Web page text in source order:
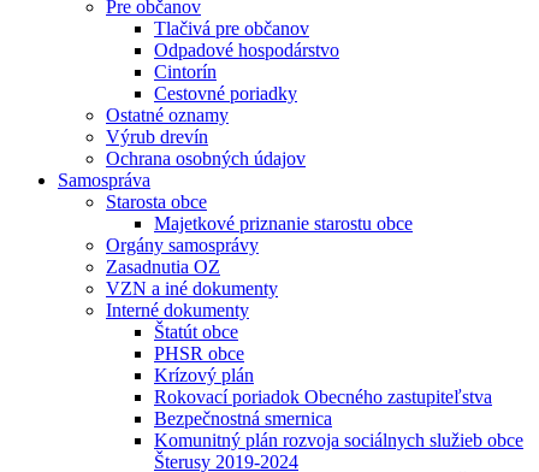
Pre občanov
Tlačivá pre občanov
Odpadové hospodárstvo
Cintorín
Cestovné poriadky
Ostatné oznamy
Výrub drevín
Ochrana osobných údajov
Samospráva
Starosta obce
Majetkové priznanie starostu obce
Orgány samosprávy
Zasadnutia OZ
VZN a iné dokumenty
Interné dokumenty
Štatút obce
PHSR obce
Krízový plán
Rokovací poriadok Obecného zastupiteľstva
Bezpečnostná smernica
Komunitný plán rozvoja sociálnych služieb obce
Šterusy 2019-2024